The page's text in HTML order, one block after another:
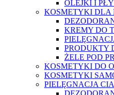
OLEJKI I
KOSMETYKI DLA
KREMY DO
PRODUKTY
ŻELE POD
KOSMETYKI DO
KOSMETYKI
PIELĘGNACJA